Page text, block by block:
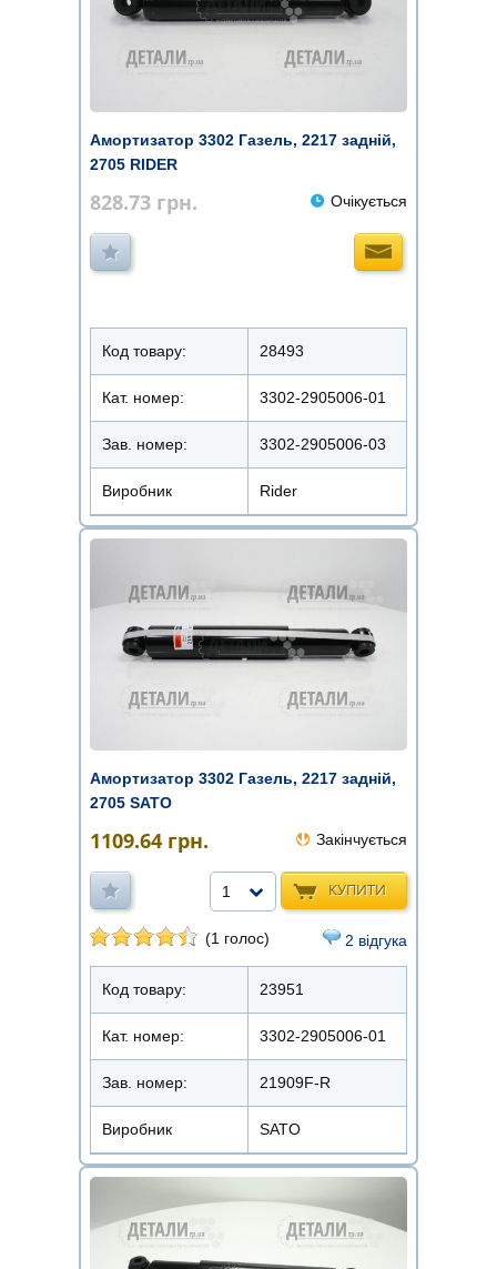
Амортизатор 3302 Газель, 2217 задній,
2705 RIDER
828.73 грн. Очікується
Код товару: 28493
Кат. номер: 3302-2905006-01
Зав. номер: 3302-2905006-03
Виробник Rider
Амортизатор 3302 Газель, 2217 задній,
2705 SATO
1109.64 грн. Закінчується
КУПИТИ
1
(1 голос) 2 відгука
Код товару: 23951
Кат. номер: 3302-2905006-01
Зав. номер: 21909F-R
Виробник SATO